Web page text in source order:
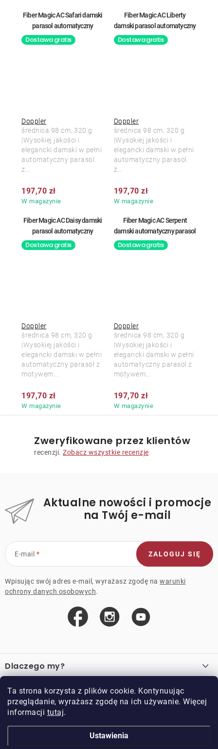
Ta strona korzysta z plików cookie. Kontynuując
przeglądanie, wyrażasz zgodę na ich używanie. Więcej
informacji tutaj.
Ustawienia
Fiber Magic AC Safari damski
parasol automatyczny
Dostawa gratis
Doppler
W magazynie
197,70 zł
średnica 98 cm, 320 g
|Wysokiej jakości i
elegancki damski w pełni
automatyczny parasol
z...
Fiber Magic AC Liberty
damski parasol automatyczny
Dostawa gratis
Doppler
W magazynie
197,70 zł
średnica 98 cm, 320 g
|Wysokiej jakości i
elegancki damski w pełni
automatyczny parasol
z...
Fiber Magic AC Daisy damski
parasol automatyczny
Dostawa gratis
Doppler
W magazynie
197,70 zł
średnica 98 cm, 320 g
|Wysokiej jakości i
elegancki damski w pełni
automatyczny parasol z
motywem...
Fiber Magic AC Serpent
damski automatyczny parasol
Dostawa gratis
Doppler
W magazynie
197,70 zł
średnica 98 cm, 320 g
|Wysokiej jakości i
elegancki damski w pełni
automatyczny parasol z
motywem...
Zweryfikowane przez klientów
recenzji. Zobacz wszystkie recenzje
Aktualne nowości i promocje
na Twój e-mail
E-mail
Wpisując swój adres e-mail, wyrażasz zgodę na warunki
ochrony danych osobowych.
ZALOGUJ SIĘ
t
o
p
a
Dlaczego my?
Ważne linki
Sprzedaż hurtowa
Przykładowy sklep
O zakupie
Regulamin